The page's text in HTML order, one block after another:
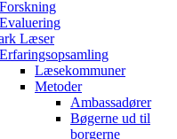
Forskning
Evaluering
Læser
Erfaringsopsamling
Læsekommuner
Metoder
Ambassadører
Bøgerne ud til
borgerne